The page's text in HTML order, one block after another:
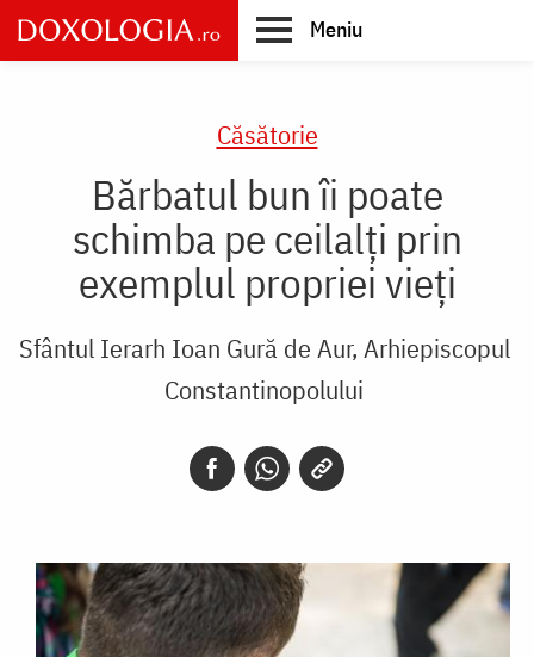
Skip
to
main
Meniu
Căsătorie
Bărbatul bun îi poate
schimba pe ceilalți prin
exemplul propriei vieți
Sfântul Ierarh Ioan Gură de Aur, Arhiepiscopul
Constantinopolului